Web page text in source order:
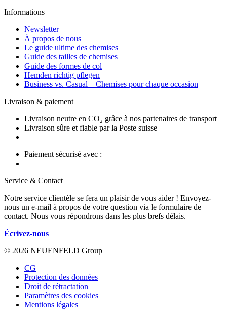
Informations
Newsletter
À propos de nous
Le guide ultime des chemises
Guide des tailles de chemises
Guide des formes de col
Hemden richtig pflegen
Business vs. Casual – Chemises pour chaque occasion
Livraison & paiement
Livraison neutre en CO₂ grâce à nos partenaires de transport
Livraison sûre et fiable par la Poste suisse
Paiement sécurisé avec :
Service & Contact
Notre service clientèle se fera un plaisir de vous aider ! Envoyez-
nous un e-mail à propos de votre question via le formulaire de
contact. Nous vous répondrons dans les plus brefs délais.
Écrivez-nous
© 2026 NEUENFELD Group
CG
Protection des données
Droit de rétractation
Paramètres des cookies
Mentions légales